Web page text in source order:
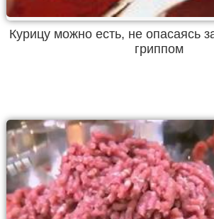
Курицу можно есть, не опасаясь
гриппом